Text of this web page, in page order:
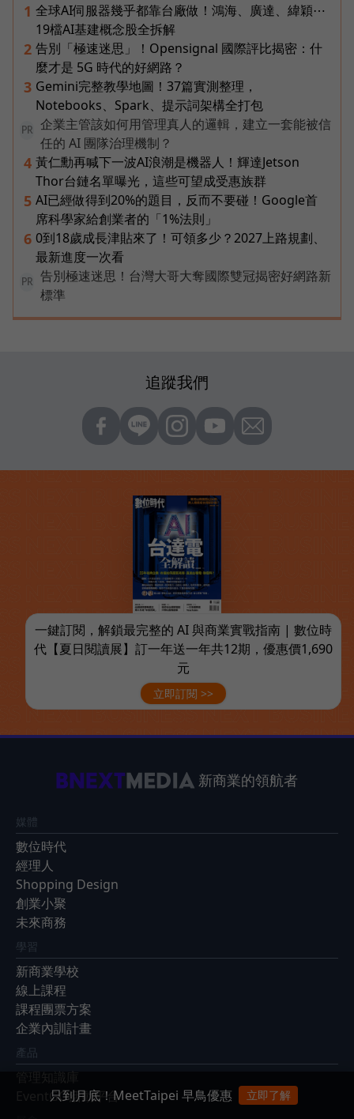
1 全球AI伺服器幾乎都靠台廠做！鴻海、廣達、緯穎⋯
19檔AI基建概念股全拆解
2 告別「極速迷思」！Opensignal 國際評比揭密：什
麼才是 5G 時代的好網路？
3 Gemini完整教學地圖！37篇實測整理，
Notebooks、Spark、提示詞架構全打包
PR
企業主管該如何用管理真人的邏輯，建立一套能被信
任的 AI 團隊治理機制？
4 黃仁勳再喊下一波AI浪潮是機器人！輝達Jetson
Thor台鏈名單曝光，這些可望成受惠族群
5 AI已經做得到20%的題目，反而不要碰！Google首
席科學家給創業者的「1%法則」
6 0到18歲成長津貼來了！可領多少？2027上路規劃、
最新進度一次看
PR
告別極速迷思！台灣大哥大奪國際雙冠揭密好網路新
標準
追蹤我們
一鍵訂閱，解鎖最完整的 AI 與商業實戰指南 | 數位時
代【夏日閱讀展】訂一年送一年共12期，優惠價1,690
元
立即訂閱 >>
新商業的領航者
媒體
數位時代
經理人
Shopping Design
創業小聚
未來商務
學習
新商業學校
線上課程
課程團票方案
企業內訓計畫
產品
管理知識庫
EventGO活動平台
只到月底！MeetTaipei 早鳥優惠 立即了解